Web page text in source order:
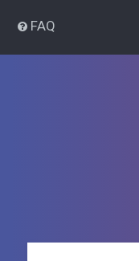
FAQ